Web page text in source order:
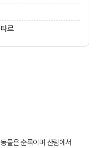
르
물은 순록이며 산림에서